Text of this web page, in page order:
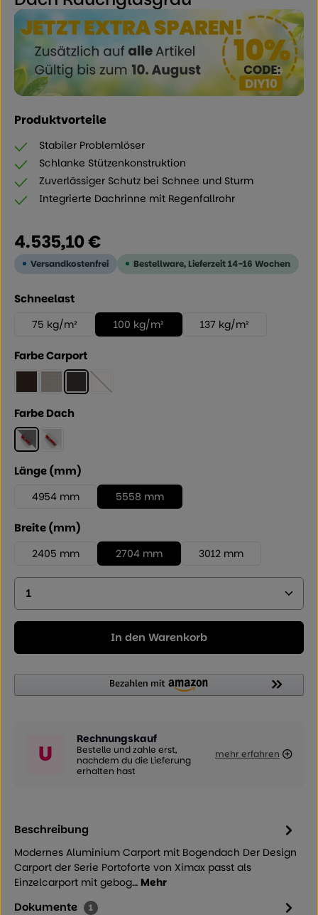
Produktvorteile
Stabiler Problemlöser
Schlanke Stützenkonstruktion
Zuverlässiger Schutz bei Schnee und Sturm
Integrierte Dachrinne mit Regenfallrohr
Regulärer Preis:
4.535,10 €
Versandkostenfrei Bestellware, Lieferzeit 14-16 Wochen
Schneelast
75 kg/m² 100 kg/m² 137 kg/m²
Farbe Carport
MattbraunEdelstahllook
SchwarzWinterweiss
(Diese Option ist zurzeit nicht verfügbar.)
Farbe Dach
Rauchglasgrau
Klarmatt
Länge (mm)
4954 mm 5558 mm
Breite (mm)
2405 mm 2704 mm 3012 mm
Produkt Anzahl: Geben Sie den gewünschten
In den Warenkorb
U
Rechnungskauf
Bestelle und zahle erst,
nachdem du die Lieferung
erhalten hast
mehr erfahren
Beschreibung
Modernes Aluminium Carport mit Bogendach Der Design
Carport der Serie Portoforte von Ximax passt als
Einzelcarport mit gebog… Mehr
Dokumente 1